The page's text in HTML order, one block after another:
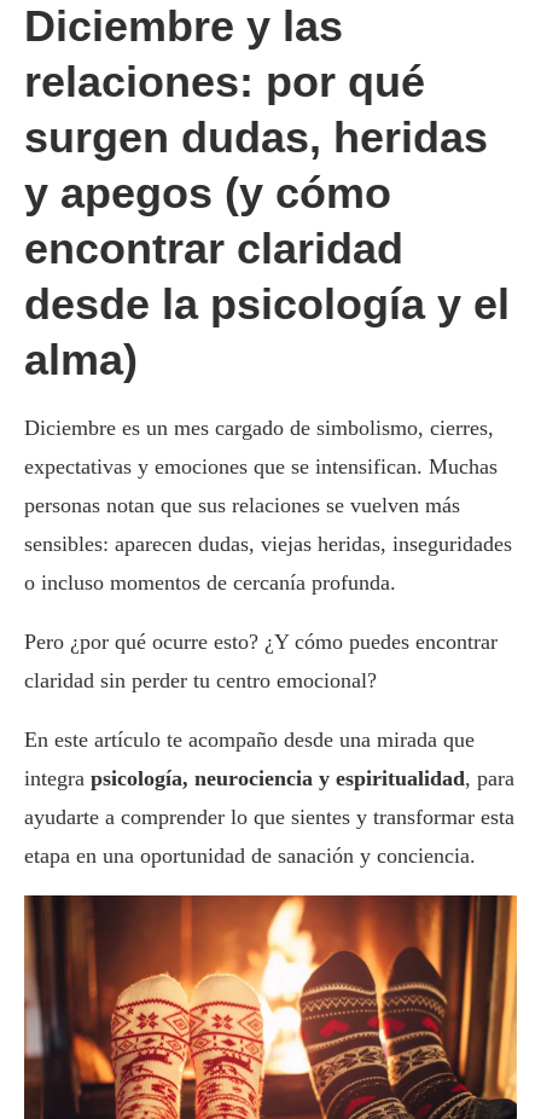
Diciembre y las
relaciones: por qué
surgen dudas, heridas
y apegos (y cómo
encontrar claridad
desde la psicología y el
alma)
Diciembre es un mes cargado de simbolismo, cierres,
expectativas y emociones que se intensifican. Muchas
personas notan que sus relaciones se vuelven más
sensibles: aparecen dudas, viejas heridas, inseguridades
o incluso momentos de cercanía profunda.
Pero ¿por qué ocurre esto? ¿Y cómo puedes encontrar
claridad sin perder tu centro emocional?
En este artículo te acompaño desde una mirada que
integra psicología, neurociencia y espiritualidad, para
ayudarte a comprender lo que sientes y transformar esta
etapa en una oportunidad de sanación y conciencia.